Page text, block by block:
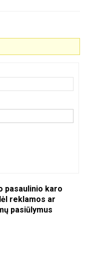
pasaulinio karo
reklamos ar
pasiūlymus